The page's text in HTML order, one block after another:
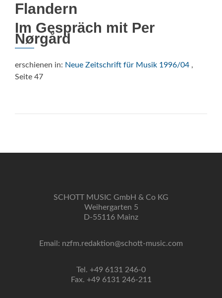
Flandern
Im Gespräch mit Per
Nørgård
erschienen in: Neue Zeitschrift für Musik 1996/04 ,
Seite 47
SCHOTT MUSIC GmbH & Co KG
Weihergarten 5
D-55116 Mainz
Email: nzfm.redaktion@schott-music.com
Tel. +49 6131 246-0
Fax. +49 6131 246-211